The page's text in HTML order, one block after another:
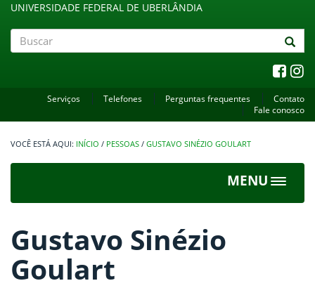
UNIVERSIDADE FEDERAL DE UBERLÂNDIA
Serviços Telefones Perguntas frequentes
Contato
Fale conosco
INÍCIO / PESSOAS / GUSTAVO SINÉZIO GOULART
MENU
Toggle
Gustavo Sinézio
Goulart